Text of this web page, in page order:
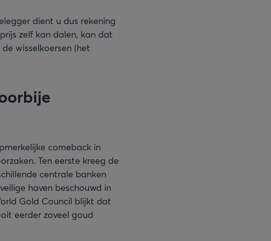
dient u dus rekening
zelf kan dalen, kan dat
wisselkoersen (het
comeback in
Ten eerste kreeg de
centrale banken
haven beschouwd in
Gold Council blijkt dat
eerder zoveel goud